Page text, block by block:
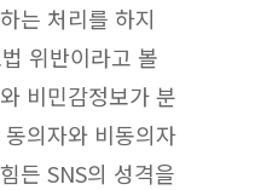
는 처리를 하지
위반이라고 볼
비민감정보가 분
의자와 비동의자
든 SNS의 성격을